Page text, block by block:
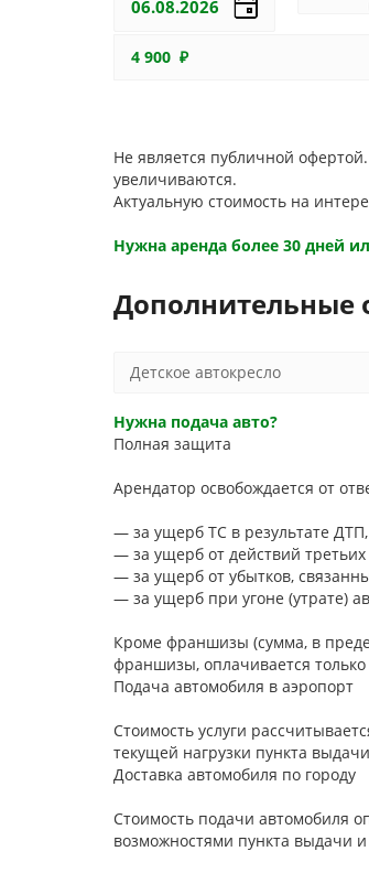
Двигайте ползунок, выбирая
4 900 ₽
Не является публичной
увеличиваются.
Актуальную стоимость на
Нужна аренда более 30 дней
Дополнительные
Детское автокресло
Нужна подача авто?
Полная защита
Арендатор освобождается от
— за ущерб ТС в результате
— за ущерб от действий
— за ущерб от убытков,
— за ущерб при угоне (утрате)
Кроме франшизы (сумма, в
франшизы, оплачивается
Подача автомобиля в аэропорт
Стоимость услуги
текущей нагрузки пункта выдачи
Доставка автомобиля по городу
Стоимость подачи автомобиля
возможностями пункта выдачи